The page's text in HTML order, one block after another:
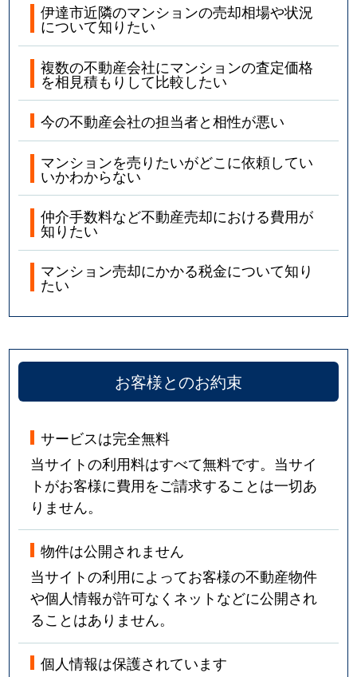
伊達市近隣のマンションの売却相場や状況
について知りたい
複数の不動産会社にマンションの査定価格
を相見積もりして比較したい
今の不動産会社の担当者と相性が悪い
マンションを売りたいがどこに依頼してい
いかわからない
仲介手数料など不動産売却における費用が
知りたい
マンション売却にかかる税金について知り
たい
お客様とのお約束
サービスは完全無料
当サイトの利用料はすべて無料です。当サイ
トがお客様に費用をご請求することは一切あ
りません。
物件は公開されません
当サイトの利用によってお客様の不動産物件
や個人情報が許可なくネットなどに公開され
ることはありません。
個人情報は保護されています